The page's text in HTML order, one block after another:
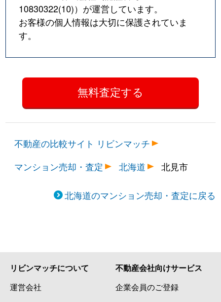
10830322(10)）が運営しています。
お客様の個人情報は大切に保護されていま
す。
不動産の比較サイト リビンマッチ
マンション売却・査定
北海道 北見市
北海道のマンション売却・査定に戻る
リビンマッチについて
運営会社
不動産会社向けサービス
企業会員のご登録